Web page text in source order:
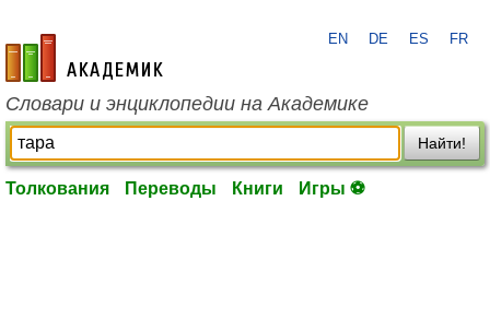
academic.ru
EN DE ES FR
Словари и энциклопедии на Академике
Найти!
Толкования Переводы Книги Игры ⚽